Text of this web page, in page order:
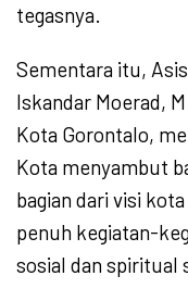
tegasnya.
Sementara itu,
Iskandar Moerad,
Kota Gorontalo,
Kota menyambut
bagian dari visi
penuh kegiatan-
sosial dan spiritual